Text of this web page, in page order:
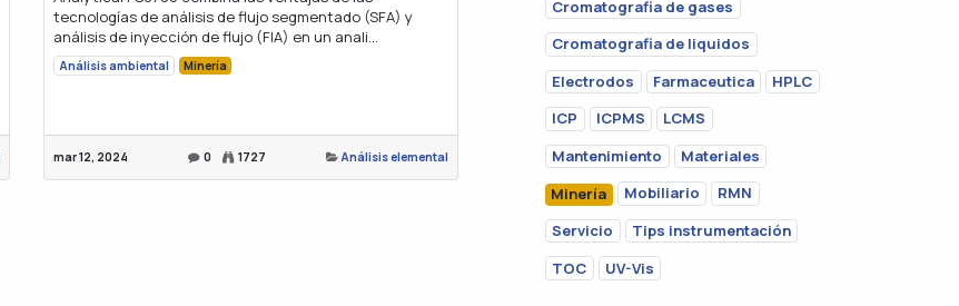
tecnologías de análisis de flujo segmentado (SFA) y
análisis de inyección de flujo (FIA) en un anali...
Análisis ambiental Minería
mar 12, 2024 0 1727 Análisis elemental
Cromatografia de gases
Cromatografia de liquidos
Electrodos
Farmaceutica
HPLC
ICP
ICPMS
LCMS
Mantenimiento
Materiales
Minería
Mobiliario
RMN
Servicio
Tips instrumentación
TOC
UV-Vis